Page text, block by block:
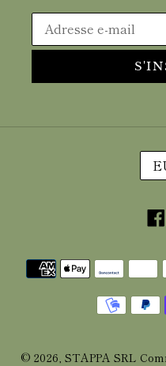
D
E
E
© 2026, STAPPA SRL